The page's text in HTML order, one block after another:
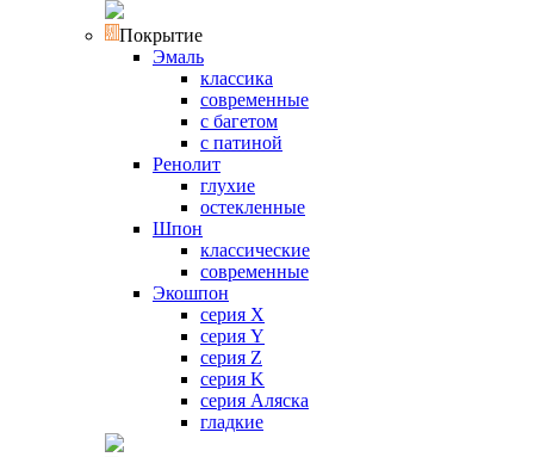
Покрытие
Эмаль
классика
современные
с багетом
с патиной
Ренолит
глухие
остекленные
Шпон
классические
современные
Экошпон
серия X
серия Y
серия Z
серия K
серия Аляска
гладкие